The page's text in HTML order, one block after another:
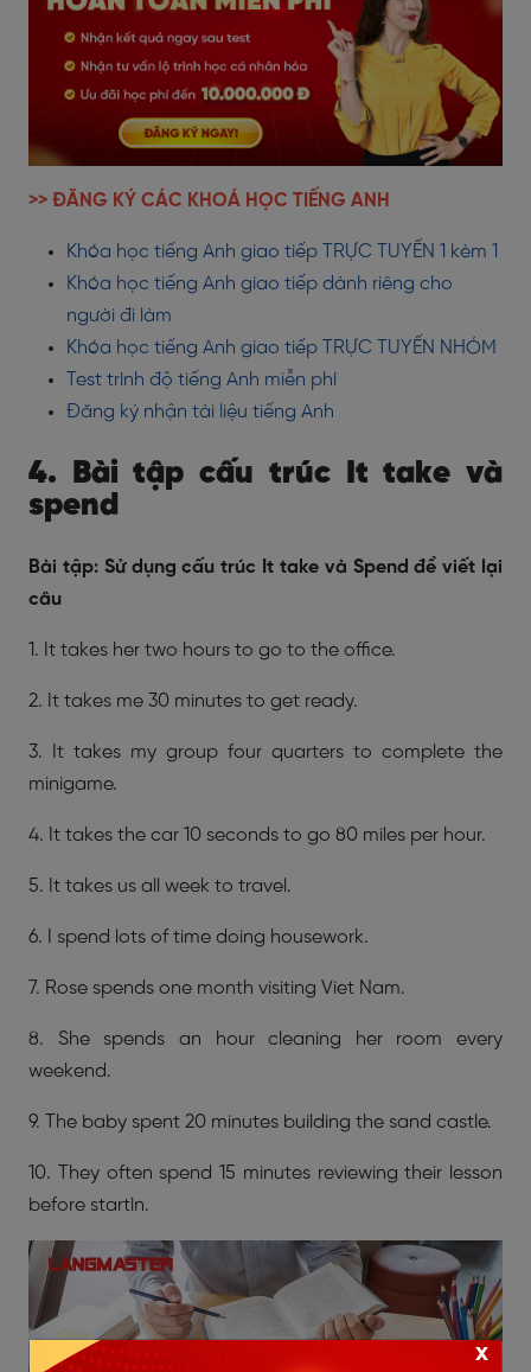
>> ĐĂNG KÝ CÁC KHOÁ HỌC TIẾNG ANH
Khóa học tiếng Anh giao tiếp TRỰC TUYẾN 1 kèm 1
Khóa học tiếng Anh giao tiếp dành riêng cho
người đi làm
Khóa học tiếng Anh giao tiếp TRỰC TUYẾN NHÓM
Test trình độ tiếng Anh miễn phí
Đăng ký nhận tài liệu tiếng Anh
4. Bài tập cấu trúc It take và
spend
Bài tập: Sử dụng cấu trúc It take và Spend để viết lại
câu
1. It takes her two hours to go to the office.
2. It takes me 30 minutes to get ready.
3. It takes my group four quarters to complete the
minigame.
4. It takes the car 10 seconds to go 80 miles per hour.
5. It takes us all week to travel.
6. I spend lots of time doing housework.
7. Rose spends one month visiting Viet Nam.
8. She spends an hour cleaning her room every
weekend.
9. The baby spent 20 minutes building the sand castle.
10. They often spend 15 minutes reviewing their lesson
before startìn.
x